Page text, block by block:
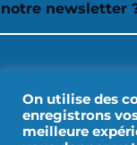
notre newsletter
On utilise des
enregistrons
meilleure